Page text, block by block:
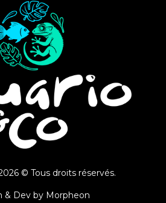
© Tous droits réservés.
& Dev by Morpheon